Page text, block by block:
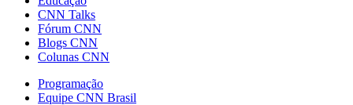
CNN Talks
Fórum CNN
Blogs CNN
Colunas CNN
Programação
Equipe CNN Brasil